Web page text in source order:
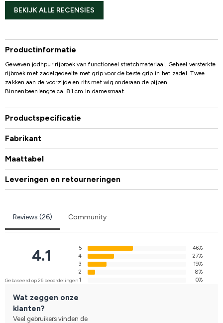
BEKIJK ALLE RECENSIES
Productinformatie
Geweven jodhpur rijbroek van functioneel stretchmateriaal. Geheel versterkte
rijbroek met zadelgedeelte met grip voor de beste grip in het zadel. Twee
zakken aan de voorzijde en rits met wig onderaan de pijpen.
Binnenbeenlengte ca. 81 cm in damesmaat.
Productspecificatie
Fabrikant
Maattabel
Leveringen en retourneringen
Reviews (26) Community
4.1
Gebaseerd op 26 beoordelingen
5
46%
4
27%
3
19%
2
8%
1
0%
Wat zeggen onze
klanten?
Veel gebruikers vinden de